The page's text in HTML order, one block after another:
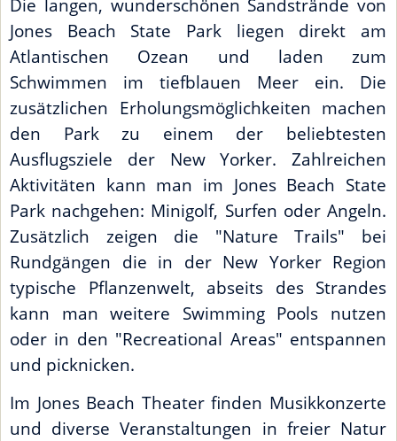
Die langen, wunderschönen Sandstrände von
Jones Beach State Park liegen direkt am
Atlantischen Ozean und laden zum
Schwimmen im tiefblauen Meer ein. Die
zusätzlichen Erholungsmöglichkeiten machen
den Park zu einem der beliebtesten
Ausflugsziele der New Yorker. Zahlreichen
Aktivitäten kann man im Jones Beach State
Park nachgehen: Minigolf, Surfen oder Angeln.
Zusätzlich zeigen die "Nature Trails" bei
Rundgängen die in der New Yorker Region
typische Pflanzenwelt, abseits des Strandes
kann man weitere Swimming Pools nutzen
oder in den "Recreational Areas" entspannen
und picknicken.
Im Jones Beach Theater finden Musikkonzerte
und diverse Veranstaltungen in freier Natur